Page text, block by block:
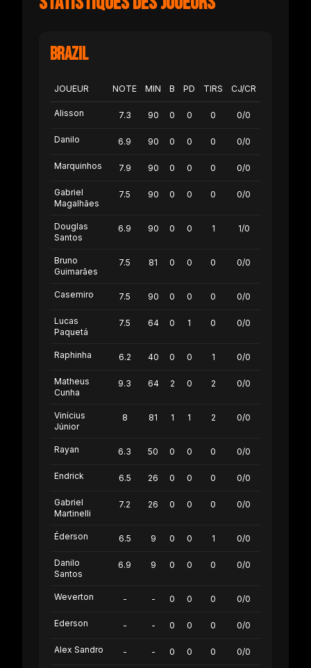
Brazil
JOUEUR NOTE MIN B PD TIRS CJ/CR
Alisson 7.3 90 0 0 0 0/0
Danilo 6.9 90 0 0 0 0/0
Marquinhos 7.9 90 0 0 0 0/0
Gabriel
Magalhães
7.5 90 0 0 0 0/0
Douglas
Santos
6.9 90 0 0 1 1/0
Bruno
Guimarães
7.5 81 0 0 0 0/0
Casemiro 7.5 90 0 0 0 0/0
Lucas
Paquetá
7.5 64 0 1 0 0/0
Raphinha 6.2 40 0 0 1 0/0
Matheus
Cunha
9.3 64 2 0 2 0/0
Vinícius
Júnior
8 81 1 1 2 0/0
Rayan 6.3 50 0 0 0 0/0
Endrick 6.5 26 0 0 0 0/0
Gabriel
Martinelli
7.2 26 0 0 0 0/0
Éderson 6.5 9 0 0 1 0/0
Danilo
Santos
6.9 9 0 0 0 0/0
Weverton - - 0 0 0 0/0
Ederson - - 0 0 0 0/0
Alex Sandro - - 0 0 0 0/0